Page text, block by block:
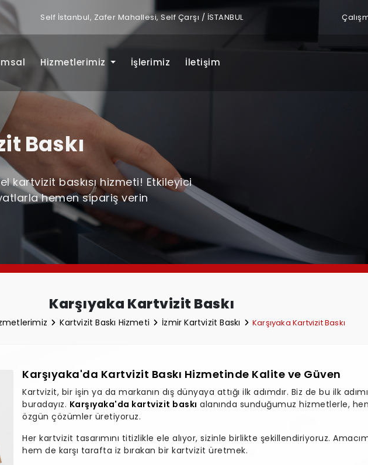
Self İstanbul, Zafer Mahallesi, Self Çarşı / İSTANBUL
Hizmetlerimiz İşlerimiz İletişim
Baskı
kartvizit baskısı hizmeti! Etkileyici
hemen sipariş verin
Karşıyaka Kartvizit Baskı
Kartvizit Baskı Hizmeti İzmir Kartvizit Baskı Karşıyaka Kartvizit Baskı
Karşıyaka'da Kartvizit Baskı Hizmetinde Kalite ve Güven
Kartvizit, bir işin ya da markanın dış dünyaya attığı ilk adımdır. Biz de bu ilk
buradayız. Karşıyaka'da kartvizit baskı alanında sunduğumuz hizmetlerle,
özgün çözümler üretiyoruz.
Her kartvizit tasarımını titizlikle ele alıyor, sizinle birlikte şekillendiriyoruz.
hem de karşı tarafta iz bırakan bir kartvizit üretmek.